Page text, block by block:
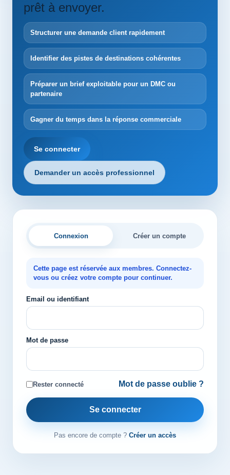
prêt à envoyer.
Structurer une demande client rapidement
Identifier des pistes de destinations cohérentes
Préparer un brief exploitable pour un DMC ou
partenaire
Gagner du temps dans la réponse commerciale
Se connecter
Demander un accès professionnel
Connexion Créer un compte
Cette page est réservée aux membres. Connectez-
vous ou créez votre compte pour continuer.
Email ou identifiant
Mot de passe
Rester connecté Mot de passe oublie ?
Se connecter
Pas encore de compte ? Créer un accès